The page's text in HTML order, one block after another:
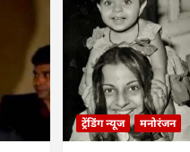
ट्रेंडिंग न्यूज मनोरंजन